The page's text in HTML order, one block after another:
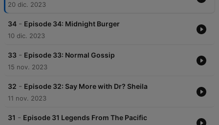
20 dic. 2023
34 - Episode 34: Midnight Burger
10 dic. 2023
33 - Episode 33: Normal Gossip
15 nov. 2023
32 - Episode 32: Say More with Dr? Sheila
11 nov. 2023
31 - Episode 31 Legends From The Pacific